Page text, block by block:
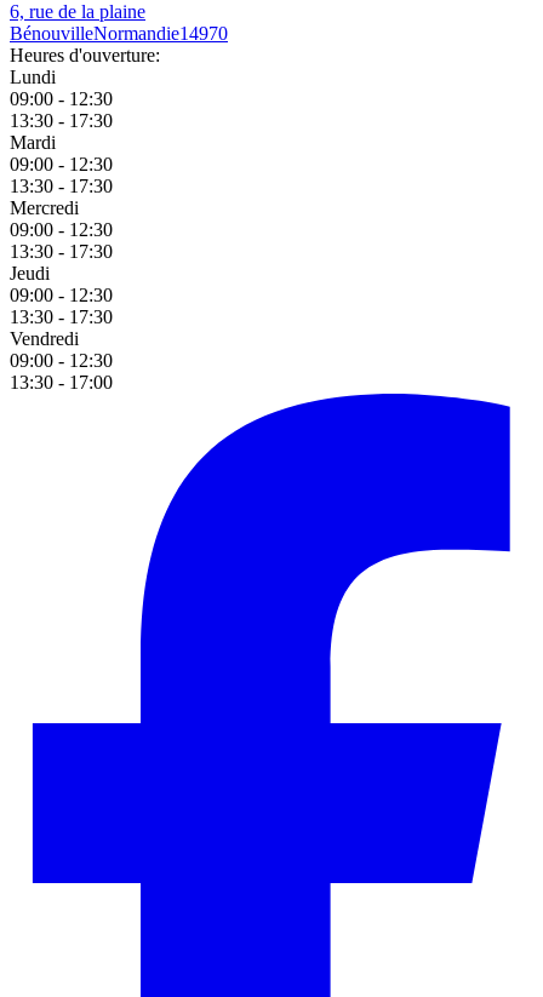
6, rue de la plaine
BénouvilleNormandie14970
Heures d'ouverture:
Lundi
09:00 - 12:30
13:30 - 17:30
Mardi
09:00 - 12:30
13:30 - 17:30
Mercredi
09:00 - 12:30
13:30 - 17:30
Jeudi
09:00 - 12:30
13:30 - 17:30
Vendredi
09:00 - 12:30
13:30 - 17:00